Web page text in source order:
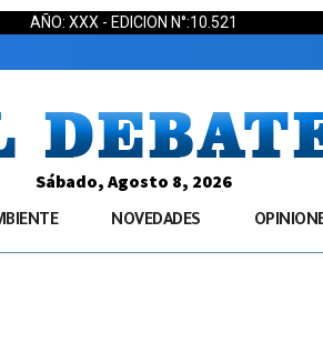
AÑO: XXX - EDICION N°:10.521
Sábado, Agosto 8, 2026
NOVEDADES